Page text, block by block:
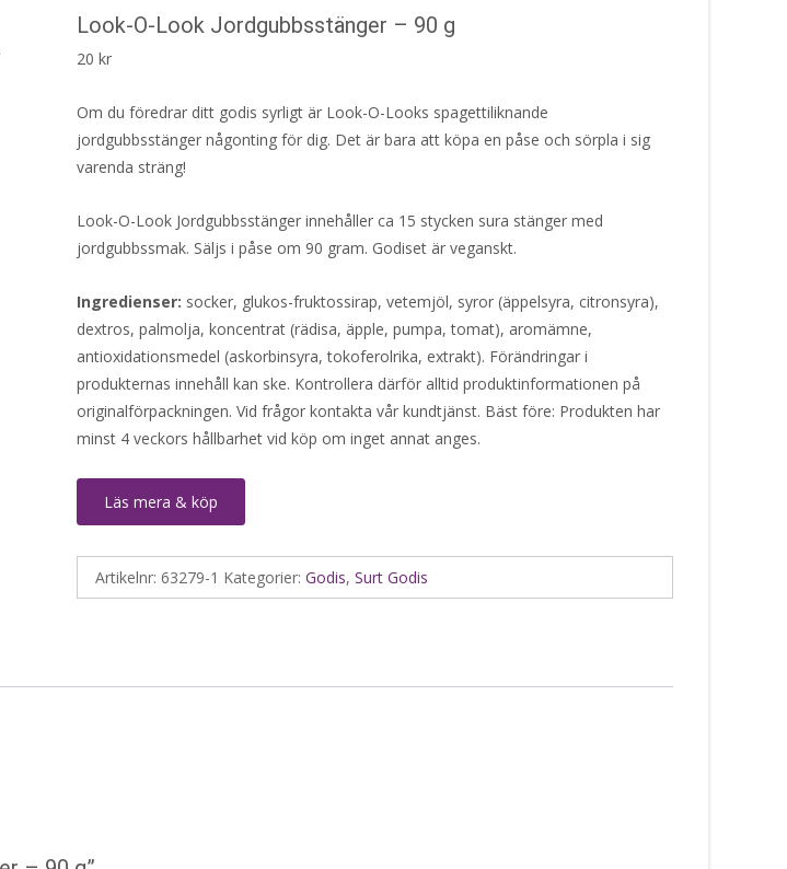
Look-O-Look Jordgubbsstänger – 90 g
20 kr
Om du föredrar ditt godis syrligt är Look-O-Looks spagettiliknande
jordgubbsstänger någonting för dig. Det är bara att köpa en påse och sörpla i sig
varenda sträng!
Look-O-Look Jordgubbsstänger innehåller ca 15 stycken sura stänger med
jordgubbssmak. Säljs i påse om 90 gram. Godiset är veganskt.
Ingredienser: socker, glukos-fruktossirap, vetemjöl, syror (äppelsyra, citronsyra),
dextros, palmolja, koncentrat (rädisa, äpple, pumpa, tomat), aromämne,
antioxidationsmedel (askorbinsyra, tokoferolrika, extrakt). Förändringar i
produkternas innehåll kan ske. Kontrollera därför alltid produktinformationen på
originalförpackningen. Vid frågor kontakta vår kundtjänst. Bäst före: Produkten har
minst 4 veckors hållbarhet vid köp om inget annat anges.
Läs mera & köp
Artikelnr: 63279-1 Kategorier: Godis, Surt Godis